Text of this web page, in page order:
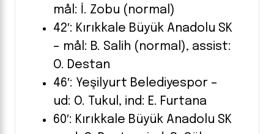
mål: İ. Zobu (normal)
42′: Kırıkkale Büyük Anadolu SK
– mål: B. Salih (normal), assist:
O. Destan
46′: Yeşilyurt Belediyespor –
ud: O. Tukul, ind: E. Furtana
60′: Kırıkkale Büyük Anadolu SK